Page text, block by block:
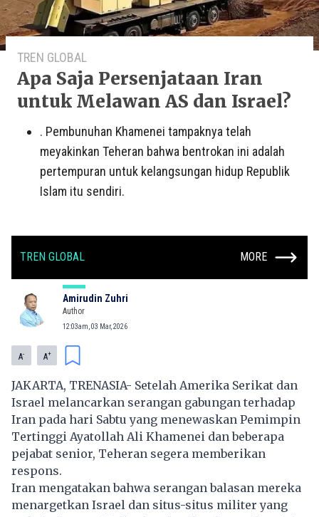
TREN GLOBAL
Apa Saja Persenjataan Iran
untuk Melawan AS dan Israel?
. Pembunuhan Khamenei tampaknya telah
meyakinkan Teheran bahwa bentrokan ini adalah
pertempuran untuk kelangsungan hidup Republik
Islam itu sendiri.
TREN GLOBAL MORE
Amirudin Zuhri
Author
12:03am, 03 Mar, 2026
A- A+
JAKARTA, TRENASIA- Setelah Amerika Serikat dan
Israel melancarkan serangan gabungan terhadap
Iran pada hari Sabtu yang menewaskan Pemimpin
Tertinggi Ayatollah Ali Khamenei dan beberapa
pejabat senior, Teheran segera memberikan
respons.
Iran mengatakan bahwa serangan balasan mereka
menargetkan Israel dan situs-situs militer yang